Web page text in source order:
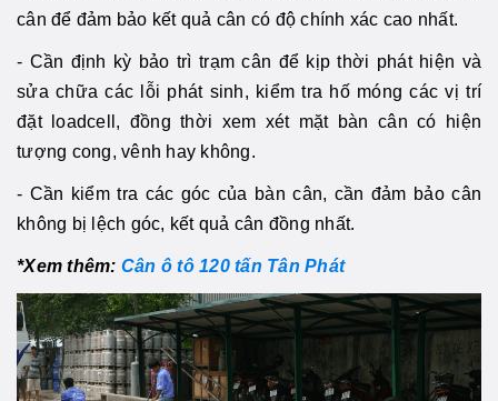
cân để đảm bảo kết quả cân có độ chính xác cao nhất.
- Cần định kỳ bảo trì trạm cân để kịp thời phát hiện và
sửa chữa các lỗi phát sinh, kiểm tra hố móng các vị trí
đặt loadcell, đồng thời xem xét mặt bàn cân có hiện
tượng cong, vênh hay không.
- Cần kiểm tra các góc của bàn cân, cần đảm bảo cân
không bị lệch góc, kết quả cân đồng nhất.
*Xem thêm: Cân ô tô 120 tấn Tân Phát